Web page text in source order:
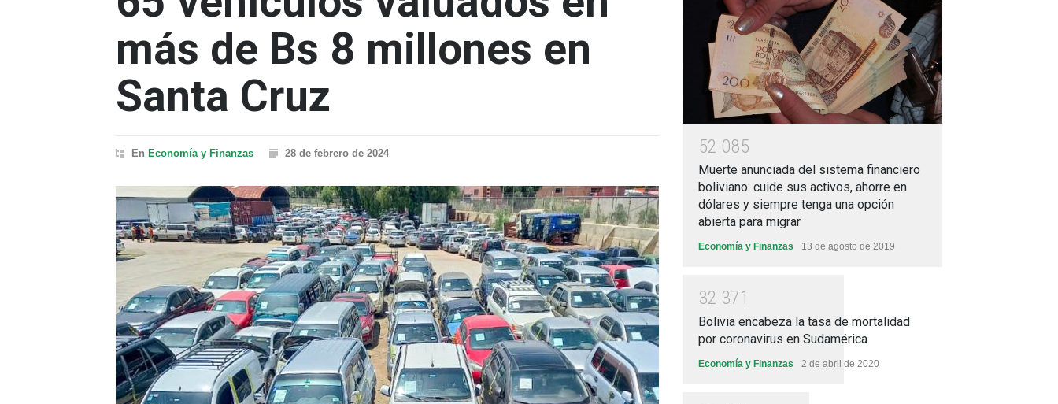
más de Bs 8 millones en
Santa Cruz
En Economía y Finanzas 28 de febrero de 2024 52 085
Muerte anunciada del sistema financiero
boliviano: cuide sus activos, ahorre en
dólares y siempre tenga una opción
abierta para migrar
Economía y Finanzas 13 de agosto de 2019
32 371
Bolivia encabeza la tasa de mortalidad
por coronavirus en Sudamérica
Economía y Finanzas 2 de abril de 2020